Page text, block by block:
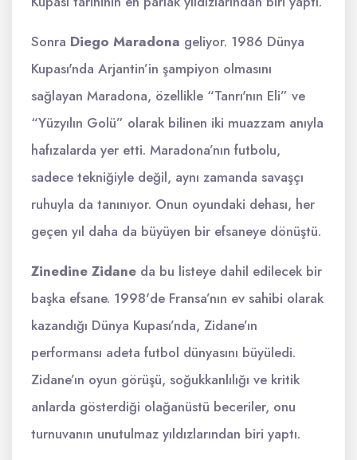
Sonra Diego Maradona geliyor. 1986 Dünya
Kupası'nda Arjantin’in şampiyon olmasını
sağlayan Maradona, özellikle “Tanrı'nın Eli” ve
“Yüzyılın Golü” olarak bilinen iki muazzam anıyla
hafızalarda yer etti. Maradona’nın futbolu,
sadece tekniğiyle değil, aynı zamanda savaşçı
ruhuyla da tanınıyor. Onun oyundaki dehası, her
geçen yıl daha da büyüyen bir efsaneye dönüştü.
Zinedine Zidane da bu listeye dahil edilecek bir
başka efsane. 1998'de Fransa’nın ev sahibi olarak
kazandığı Dünya Kupası’nda, Zidane’ın
performansı adeta futbol dünyasını büyüledi.
Zidane’ın oyun görüşü, soğukkanlılığı ve kritik
anlarda gösterdiği olağanüstü beceriler, onu
turnuvanın unutulmaz yıldızlarından biri yaptı.